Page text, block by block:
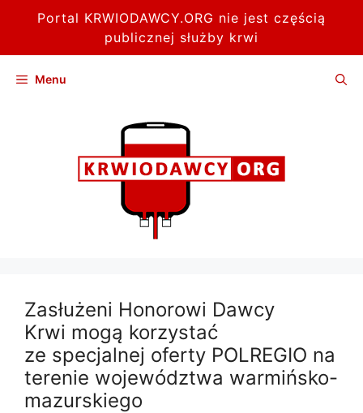
Portal KRWIODAWCY.ORG nie jest częścią
publicznej służby krwi
Menu
Zasłużeni Honorowi Dawcy
Krwi mogą korzystać
ze specjalnej oferty POLREGIO na
terenie województwa warmińsko-
mazurskiego